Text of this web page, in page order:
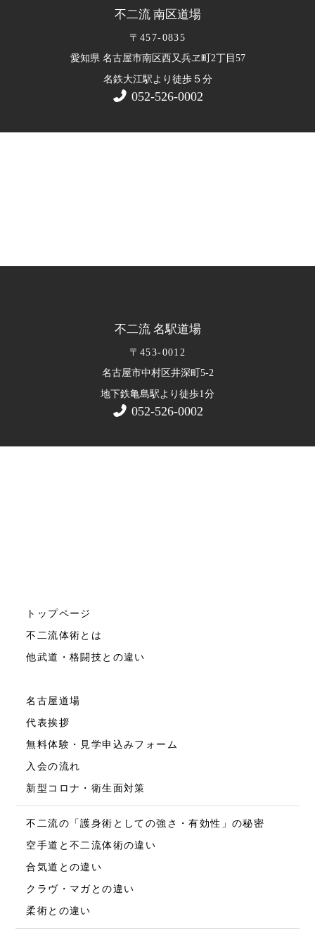
不二流 南区道場
〒457-0835
愛知県 名古屋市南区西又兵ヱ町2丁目57
名鉄大江駅より徒歩５ 分
052-526-0002
不二流 名駅道場
〒453-0012
名古屋市中村区井深町5-2
地下鉄亀島駅より徒歩1 分
052-526-0002
トップページ
不二流体術とは
他武道・格闘技との違い
名古屋道場
代表挨拶
無料体験・見学申込みフォーム
入会の流れ
新型コロナ・衛生面対策
不二流の「護身術としての強さ・有効性」の秘密
空手道と不二流体術の違い
合気道との違い
クラヴ・マガとの違い
柔術との違い